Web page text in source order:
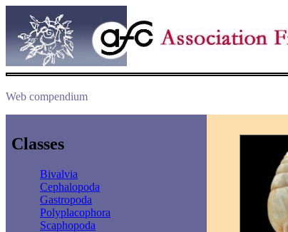
Web compendium
Classes
Bivalvia
Cephalopoda
Gastropoda
Polyplacophora
Scaphopoda